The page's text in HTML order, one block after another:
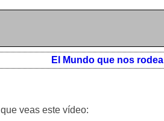
El Mundo que nos rodea
veas este vídeo: